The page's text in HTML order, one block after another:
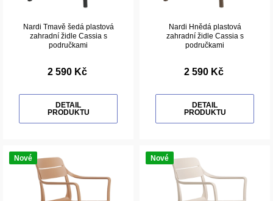
Nardi Tmavě šedá plastová
zahradní židle Cassia s
područkami
2 590 Kč
DETAIL
PRODUKTU
Nardi Hnědá plastová
zahradní židle Cassia s
područkami
2 590 Kč
DETAIL
PRODUKTU
Nové Nové